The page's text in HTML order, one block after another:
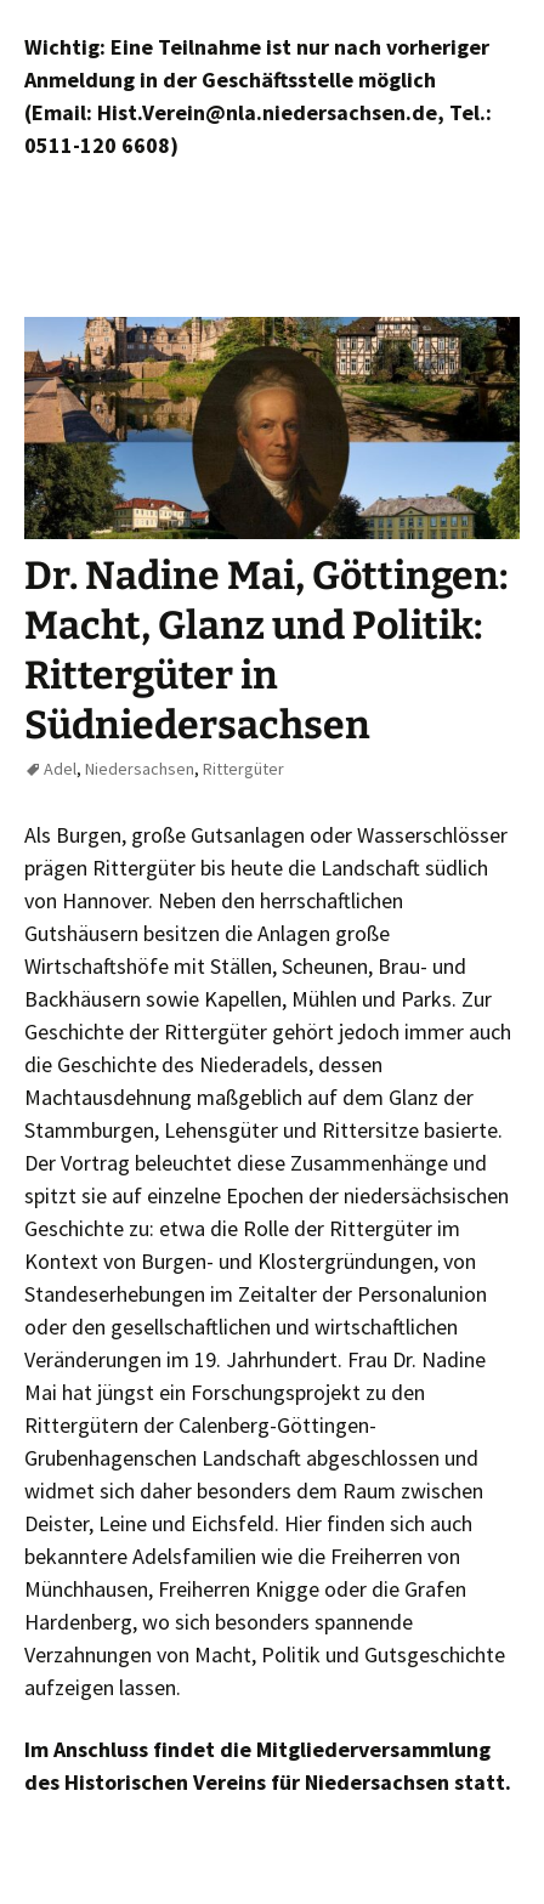
Wichtig: Eine Teilnahme ist nur nach vorheriger
Anmeldung in der Geschäftsstelle möglich
(Email: Hist.Verein@nla.niedersachsen.de, Tel.:
0511-120 6608)
Dr. Nadine Mai, Göttingen:
Macht, Glanz und Politik:
Rittergüter in
Südniedersachsen
Adel, Niedersachsen, Rittergüter
Als Burgen, große Gutsanlagen oder Wasserschlösser
prägen Rittergüter bis heute die Landschaft südlich
von Hannover. Neben den herrschaftlichen
Gutshäusern besitzen die Anlagen große
Wirtschaftshöfe mit Ställen, Scheunen, Brau- und
Backhäusern sowie Kapellen, Mühlen und Parks. Zur
Geschichte der Rittergüter gehört jedoch immer auch
die Geschichte des Niederadels, dessen
Machtausdehnung maßgeblich auf dem Glanz der
Stammburgen, Lehensgüter und Rittersitze basierte.
Der Vortrag beleuchtet diese Zusammenhänge und
spitzt sie auf einzelne Epochen der niedersächsischen
Geschichte zu: etwa die Rolle der Rittergüter im
Kontext von Burgen- und Klostergründungen, von
Standeserhebungen im Zeitalter der Personalunion
oder den gesellschaftlichen und wirtschaftlichen
Veränderungen im 19. Jahrhundert. Frau Dr. Nadine
Mai hat jüngst ein Forschungsprojekt zu den
Rittergütern der Calenberg-Göttingen-
Grubenhagenschen Landschaft abgeschlossen und
widmet sich daher besonders dem Raum zwischen
Deister, Leine und Eichsfeld. Hier finden sich auch
bekanntere Adelsfamilien wie die Freiherren von
Münchhausen, Freiherren Knigge oder die Grafen
Hardenberg, wo sich besonders spannende
Verzahnungen von Macht, Politik und Gutsgeschichte
aufzeigen lassen.
Im Anschluss findet die Mitgliederversammlung
des Historischen Vereins für Niedersachsen statt.